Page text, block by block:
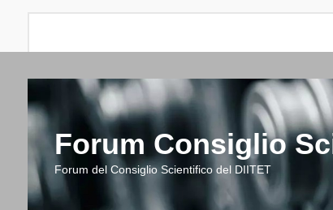
Forum Consiglio
Forum del Consiglio Scientifico del DIITET